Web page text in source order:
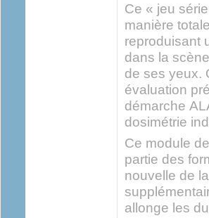
Ce « jeu
manière
reproduisant
dans la
de ses yeux.
évaluation
démarche
dosimétrie
Ce module
partie des
nouvelle de
allonge les